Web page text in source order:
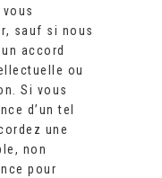
sauf si nous
accord
ou
Si vous
d’un tel
une
non
pour